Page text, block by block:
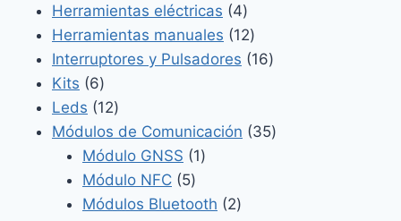
Herramientas eléctricas 44
productos
Herramientas manuales 1212
productos
Interruptores y Pulsadores 1616
Kits 66
productos
Leds 1212
productos
Módulos de Comunicación 3535
Módulo GNSS 11
Módulo NFC 55
productos
Módulos Bluetooth 22